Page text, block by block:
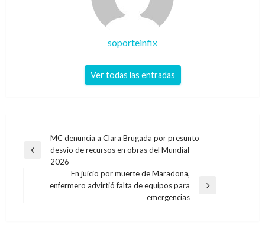
soporteinfix
Ver todas las entradas
Navegación
de
Entrada
MC denuncia a Clara Brugada por presunto
desvío de recursos en obras del Mundial
2026
Entrada
En juicio por muerte de Maradona,
enfermero advirtió falta de equipos para
emergencias